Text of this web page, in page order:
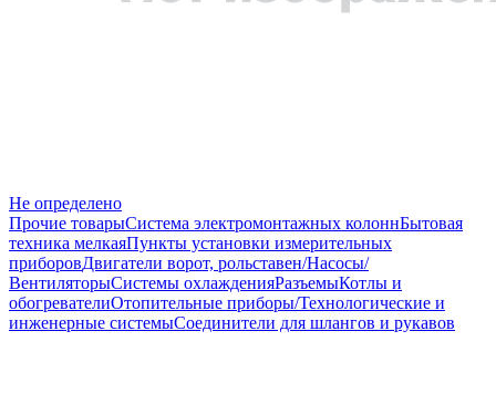
Не определено
Прочие товарыСистема электромонтажных колоннБытовая
техника мелкаяПункты установки измерительных
приборовДвигатели ворот, рольставен/Насосы/
ВентиляторыСистемы охлажденияРазъемыКотлы и
обогревателиОтопительные приборы/Технологические и
инженерные системыСоединители для шлангов и рукавов